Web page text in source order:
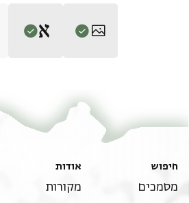
"A Judaeo-Arabic Fragment of a Samaritan
Geniza,"
Journal of Semitic Studies47,
University of Manchester, 2002), 215-236.
T-S NS 188.20 1v
יסיר מעי סת מאיה
תנאי היתר שימוש בתצלום
חיפוש
מסמכים
אודות
מקורות